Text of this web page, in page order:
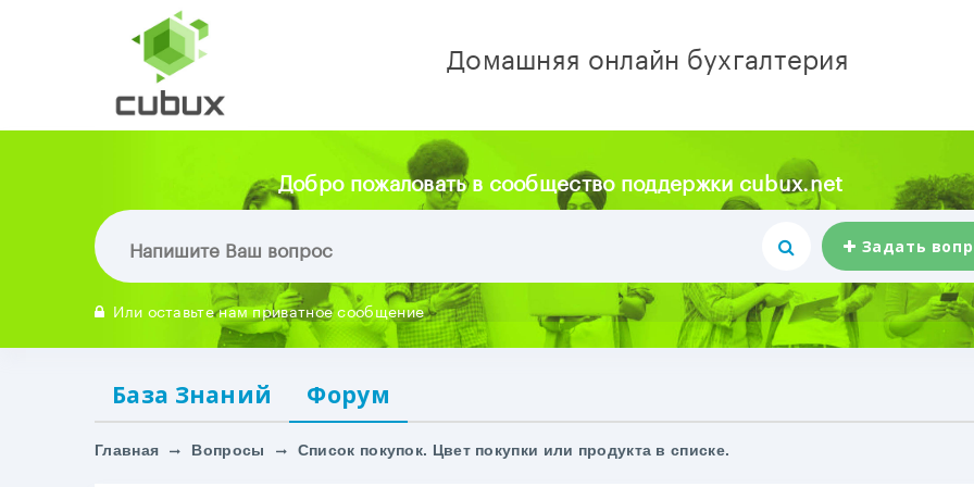
Домашняя онлайн бухгалтерия
Добро пожаловать в сообщество поддержки cubux.net
Задать
Или оставьте нам приватное сообщение
База Знаний Форум
Главная Вопросы Список покупок. Цвет покупки или продукта в списке.